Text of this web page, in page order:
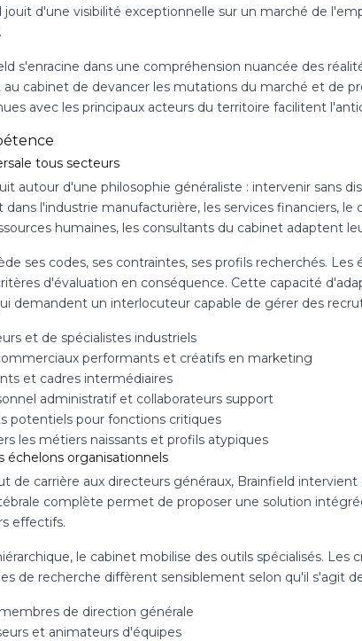
jouit d'une visibilité exceptionnelle sur un marché de
s'enracine dans une compréhension nuancée des
cabinet de devancer les mutations du marché et de
avec les principaux acteurs du territoire facilitent
tous secteurs
autour d'une philosophie généraliste : intervenir sans
dans l'industrie manufacturière, les services financiers,
humaines, les consultants du cabinet adaptent
ses codes, ses contraintes, ses profils recherchés.
d'évaluation en conséquence. Cette capacité
demandent un interlocuteur capable de gérer des
et de spécialistes industriels
performants et créatifs en marketing
et cadres intermédiaires
administratif et collaborateurs support
potentiels pour fonctions critiques
les métiers naissants et profils atypiques
échelons organisationnels
de carrière aux directeurs généraux, Brainfield
complète permet de proposer une solution
effectifs.
le cabinet mobilise des outils spécialisés. Les
de recherche diffèrent sensiblement selon qu'il s'agit
de direction générale
et animateurs d'équipes